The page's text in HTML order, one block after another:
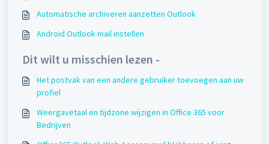
Automatische archiveren aanzetten Outlook
Android Outlook mail instellen
Dit wilt u misschien lezen -
Het postvak van een andere gebruiker toevoegen aan uw
profiel
Weergavetaal en tijdzone wijzigen in Office 365 voor
Bedrijven